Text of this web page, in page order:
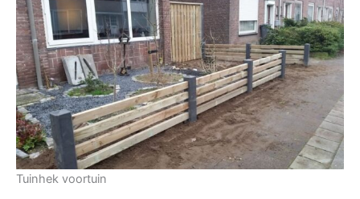
Tuinhek voortuin